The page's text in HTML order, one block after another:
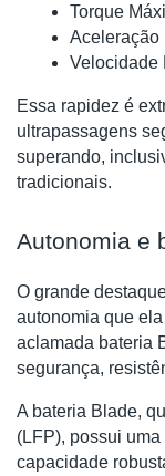
Torque
Aceleração
Velocidade
Essa rapidez é
ultrapassagens
superando,
tradicionais.
Autonomia e
O grande
autonomia que
aclamada bateria
segurança,
A bateria Blade,
(LFP), possui
capacidade